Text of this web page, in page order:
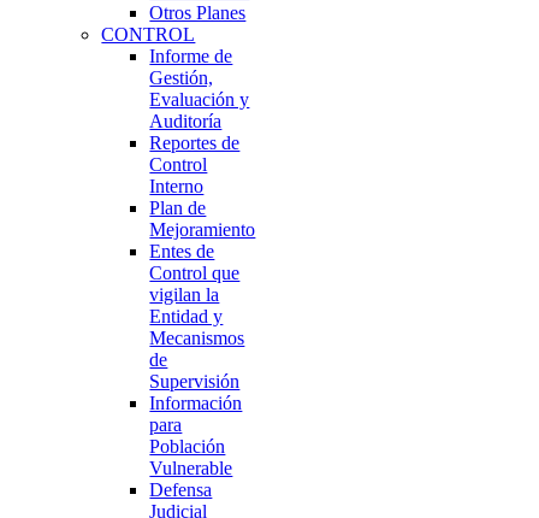
Otros Planes
CONTROL
Informe de
Gestión,
Evaluación y
Auditoría
Reportes de
Control
Interno
Plan de
Mejoramiento
Entes de
Control que
vigilan la
Entidad y
Mecanismos
de
Supervisión
Información
para
Población
Vulnerable
Defensa
Judicial